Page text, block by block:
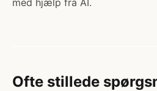
med hjælp fra AI.
Ofte stillede